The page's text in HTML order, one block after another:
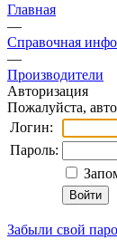
Главная
—
Справочная
—
Производители
Авторизация
Пожалуйста,
Логин:
Пароль:
Забыли свой